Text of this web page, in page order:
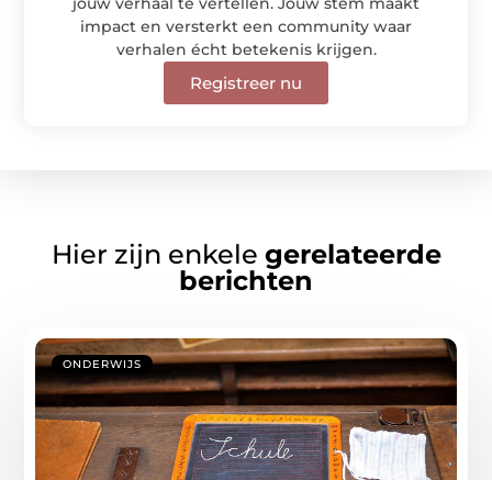
impact en versterkt een community waar
verhalen écht betekenis krijgen.
Registreer nu
Hier zijn enkele gerelateerde
berichten
ONDERWIJS